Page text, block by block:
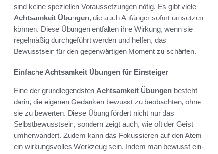
sind keine speziellen Voraussetzungen nötig. Es gibt viele
Achtsamkeit Übungen, die auch Anfänger sofort umsetzen
können. Diese Übungen entfalten ihre Wirkung, wenn sie
regelmäßig durchgeführt werden und helfen, das
Bewusstsein für den gegenwärtigen Moment zu schärfen.
Einfache Achtsamkeit Übungen für Einsteiger
Eine der grundlegendsten Achtsamkeit Übungen besteht
darin, die eigenen Gedanken bewusst zu beobachten, ohne
sie zu bewerten. Diese Übung fördert nicht nur das
Selbstbewusstsein, sondern zeigt auch, wie oft der Geist
umherwandert. Zudem kann das Fokussieren auf den Atem
ein wirkungsvolles Werkzeug sein. Indem man bewusst ein-